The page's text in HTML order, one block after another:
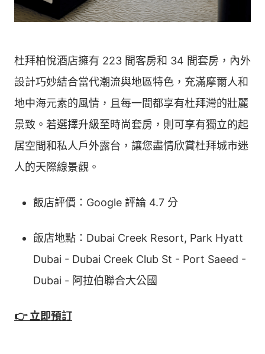
杜拜柏悅酒店擁有 223 間客房和 34 間套房，內外
設計巧妙結合當代潮流與地區特色，充滿摩爾人和
地中海元素的風情，且每一間都享有杜拜灣的壯麗
景致。若選擇升級至時尚套房，則可享有獨立的起
居空間和私人戶外露台，讓您盡情欣賞杜拜城市迷
人的天際線景觀。
飯店評價：Google 評論 4.7 分
飯店地點：Dubai Creek Resort, Park Hyatt
Dubai - Dubai Creek Club St - Port Saeed -
Dubai - 阿拉伯聯合大公國
👉 立即預訂